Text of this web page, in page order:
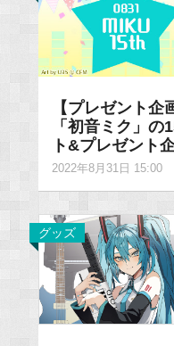
【プレゼント
「初音ミク」
ト&プレゼント
2022年8月31日 15:00
グッズ